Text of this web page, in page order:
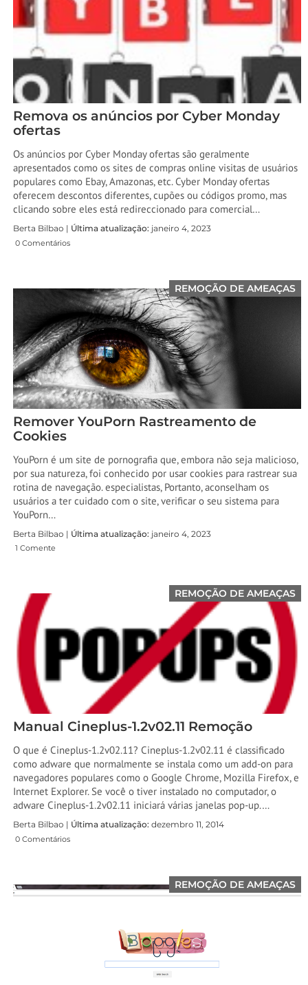
Remova os anúncios por Cyber ​​Monday
ofertas
Os anúncios por Cyber ​​Monday ofertas são geralmente
apresentados como os sites de compras online visitas de usuários
populares como Ebay, Amazonas, etc. Cyber ​​Monday ofertas
oferecem descontos diferentes, cupões ou códigos promo, mas
clicando sobre eles está redireccionado para comercial…
Berta Bilbao | Última atualização: janeiro 4, 2023
0 Comentários
REMOÇÃO DE AMEAÇAS
Remover YouPorn Rastreamento de
Cookies
YouPorn é um site de pornografia que, embora não seja malicioso,
por sua natureza, foi conhecido por usar cookies para rastrear sua
rotina de navegação. especialistas, Portanto, aconselham os
usuários a ter cuidado com o site, verificar o seu sistema para
YouPorn…
Berta Bilbao | Última atualização: janeiro 4, 2023
1 Comente
REMOÇÃO DE AMEAÇAS
Manual Cineplus-1.2v02.11 Remoção
O que é Cineplus-1.2v02.11? Cineplus-1.2v02.11 é classificado
como adware que normalmente se instala como um add-on para
navegadores populares como o Google Chrome, Mozilla Firefox, e
Internet Explorer. Se você o tiver instalado no computador, o
adware Cineplus-1.2v02.11 iniciará várias janelas pop-up.…
Berta Bilbao | Última atualização: dezembro 11, 2014
0 Comentários
REMOÇÃO DE AMEAÇAS